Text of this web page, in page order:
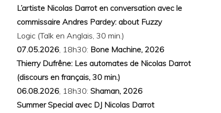
L’artiste Nicolas Darrot en conversation avec le
commissaire Andres Pardey: about Fuzzy
Logic (Talk en Anglais, 30 min.)
07.05.2026, 18h30: Bone Machine, 2026
Thierry Dufrêne: Les automates de Nicolas Darrot
(discours en français, 30 min.)
06.08.2026, 18h30:Shaman, 2026
Summer Special avec DJ Nicolas Darrot